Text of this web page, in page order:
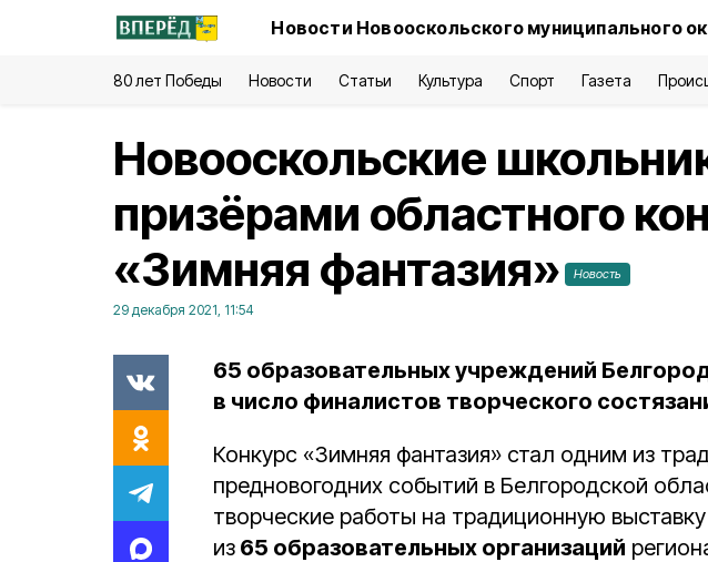
Новости Новооскольского муниципального
80 лет Победы Новости Статьи Культура Спорт Газета
Новооскольские
призёрами областного
«Зимняя фантазия»
Новость
29 декабря 2021, 11:54
65 образовательных учреждений
в число финалистов творческого
Конкурс «Зимняя фантазия» стал одним из
предновогодних событий в Белгородской
творческие работы на традиционную
из 65 образовательных организаций